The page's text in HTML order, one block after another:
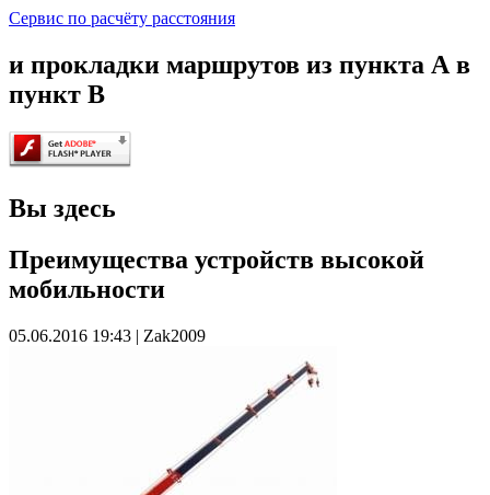
Сервис по расчёту расстояния
и прокладки маршрутов из пункта А в
пункт В
Вы здесь
Преимущества устройств высокой
мобильности
05.06.2016 19:43 | Zak2009